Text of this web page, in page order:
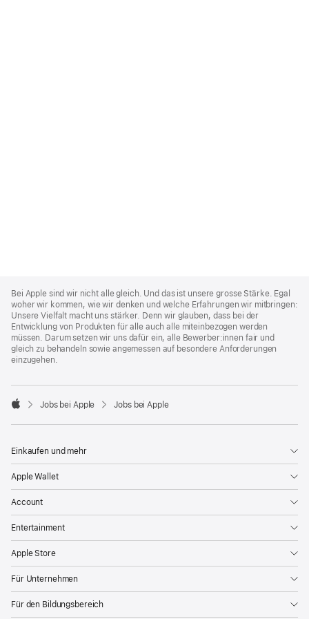
Footer
Bei Apple sind wir nicht alle gleich. Und das ist unsere grosse Stärke. Egal
woher wir kommen, wie wir denken und welche Erfahrungen wir mitbringen:
Unsere Vielfalt macht uns stärker. Denn wir glauben, dass bei der
Entwicklung von Produkten für alle auch alle miteinbezogen werden
müssen. Darum setzen wir uns dafür ein, alle Bewerber:innen fair und
gleich zu behandeln sowie angemessen auf besondere Anforderungen
einzugehen.

Jobs bei Apple Jobs bei Apple
Einkaufen und mehr
Apple Wallet
Account
Entertainment
Apple Store
Für Unternehmen
Für den Bildungsbereich